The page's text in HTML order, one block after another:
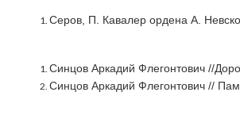
Серов, П. Кавалер ордена А.
Синцов Аркадий Флегонтович //
Синцов Аркадий Флегонтович //